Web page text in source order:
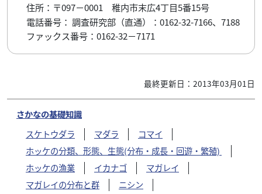
住所：〒097－0001 稚内市末広4丁目5番15号
電話番号： 調査研究部（直通）：0162-32-7166、7188
ファックス番号：0162-32－7171
最終更新日：2013年03月01日
さかなの基礎知識
スケトウダラ マダラ
コマイ
ホッケの分類、形態、生態(分布・成長・回遊・繁殖)
ホッケの漁業
イカナゴ
マガレイ
マガレイの分布と群
ニシン